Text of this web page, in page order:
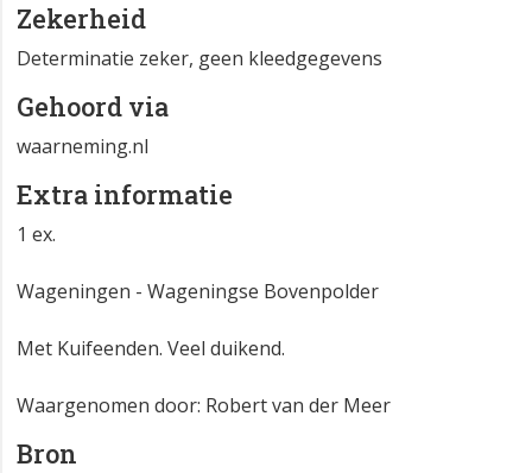
Zekerheid
Determinatie zeker, geen kleedgegevens
Gehoord via
waarneming.nl
Extra informatie
1 ex.
Wageningen - Wageningse Bovenpolder
Met Kuifeenden. Veel duikend.
Waargenomen door: Robert van der Meer
Bron